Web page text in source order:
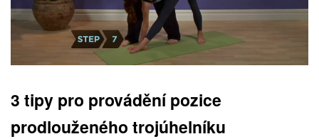
3 tipy pro provádění pozice
prodlouženého trojúhelníku